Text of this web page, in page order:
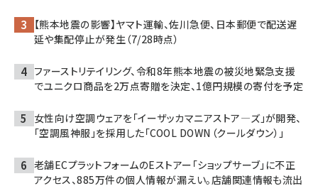
【熊本地震の影響】ヤマト運輸、佐川急便、日本郵便で配送遅
延や集配停止が発生（7/28時点）
ファーストリテイリング、令和8年熊本地震の被災地緊急支援
でユニクロ商品を2万点寄贈を決定、1億円規模の寄付を予定
女性向け空調ウェアを「イーザッカマニアストア―ズ」が開発、
「空調風神服」を採用した「COOL DOWN（クールダウン）」
老舗ECプラットフォームのEストアー「ショップサーブ」に不正
アクセス、885万件の個人情報が漏えい。店舗関連情報も流出